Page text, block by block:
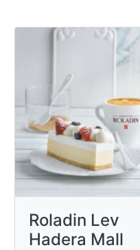
Roladin Lev
Hadera Mall